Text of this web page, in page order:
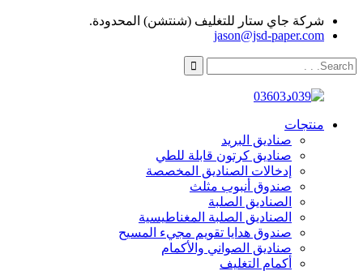
شركة جاي ستار للتغليف (شنتشن) المحدودة.
jason@jsd-paper.com
منتجات
صناديق البريد
صناديق كرتون قابلة للطي
إدخالات الصناديق المخصصة
صندوق أنبوب مثلث
الصناديق الصلبة
الصناديق الصلبة المغناطيسية
صندوق هدايا تقويم مجيء المسيح
صناديق الصواني والأكمام
أكمام التغليف